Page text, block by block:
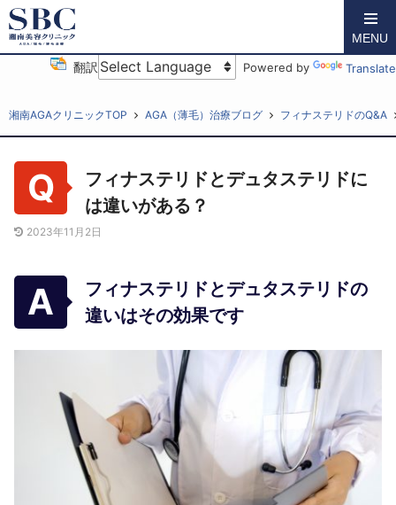
翻訳 Powered by Translate
MENU
湘南AGAクリニックTOP AGA（薄毛）治療ブログ フィナステリドのQ&A
フィナステリドとデュタステリドに
は違いがある？
2023年11月2日
フィナステリドとデュタステリドの
違いはその効果です